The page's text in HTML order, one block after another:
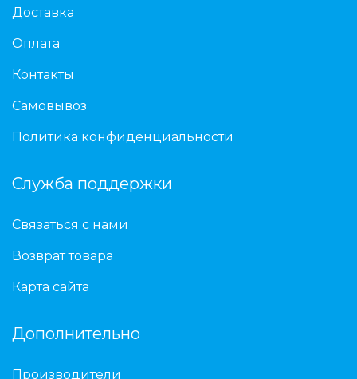
Доставка
Оплата
Контакты
Самовывоз
Политика конфиденциальности
Служба поддержки
Связаться с нами
Возврат товара
Карта сайта
Дополнительно
Производители